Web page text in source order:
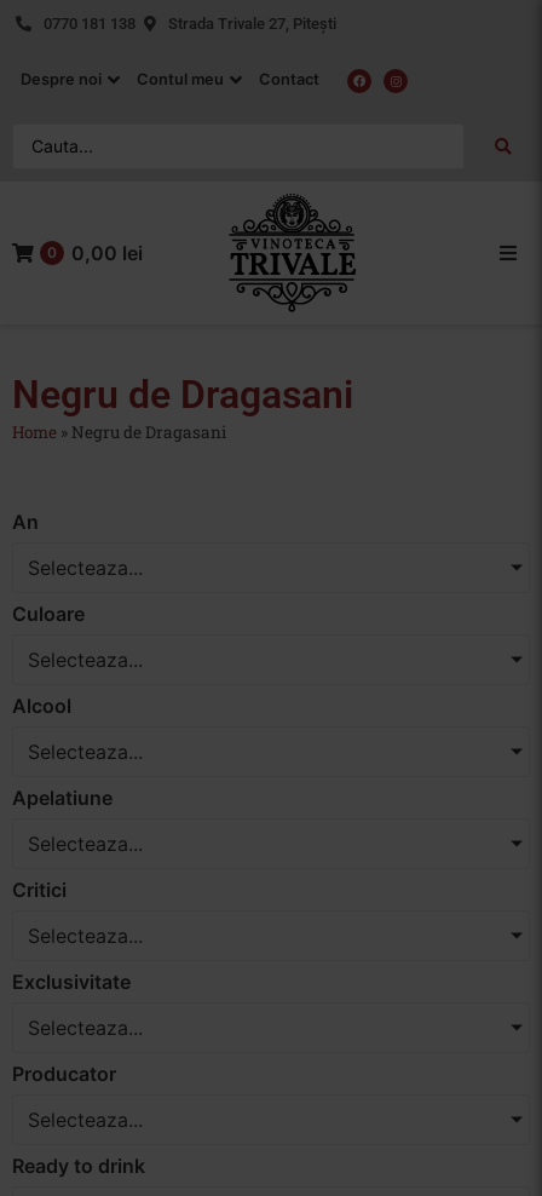
0770 181 138 Strada Trivale 27, Pitești
Despre noi Contul meu Contact
Vin Alb
Vinuri Spumante
Distilate
Accesorii
0 0,00 lei
Negru de Dragasani
Home » Negru de Dragasani
An
Selecteaza...
Culoare
Selecteaza...
Alcool
Selecteaza...
Apelatiune
Selecteaza...
Critici
Selecteaza...
Exclusivitate
Selecteaza...
Producator
Selecteaza...
Ready to drink